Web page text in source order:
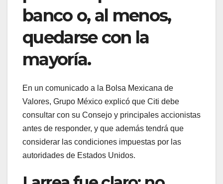
banco o, al menos,
quedarse con la
mayoría.
En un comunicado a la Bolsa Mexicana de
Valores, Grupo México explicó que Citi debe
consultar con su Consejo y principales accionistas
antes de responder, y que además tendrá que
considerar las condiciones impuestas por las
autoridades de Estados Unidos.